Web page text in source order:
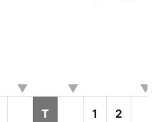
T 1 2